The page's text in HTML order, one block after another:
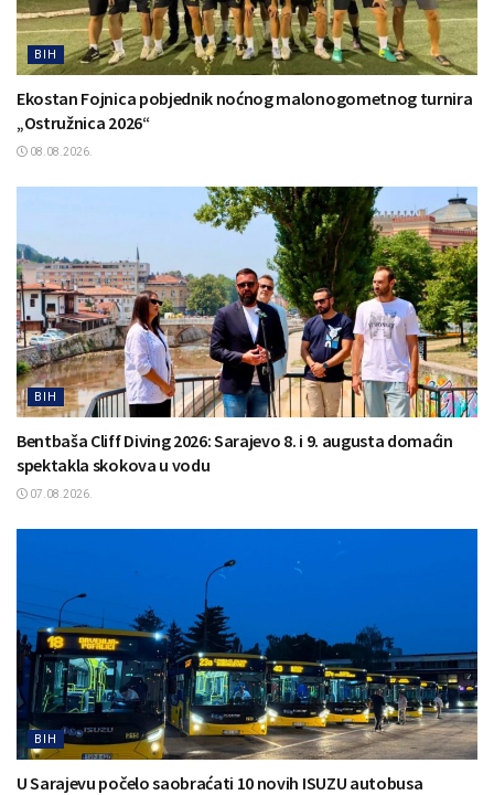
BIH
Ekostan Fojnica pobjednik noćnog malonogometnog turnira
„Ostružnica 2026“
08.08.2026.
BIH
Bentbaša Cliff Diving 2026: Sarajevo 8. i 9. augusta domaćin
spektakla skokova u vodu
07.08.2026.
BIH
U Sarajevu počelo saobraćati 10 novih ISUZU autobusa